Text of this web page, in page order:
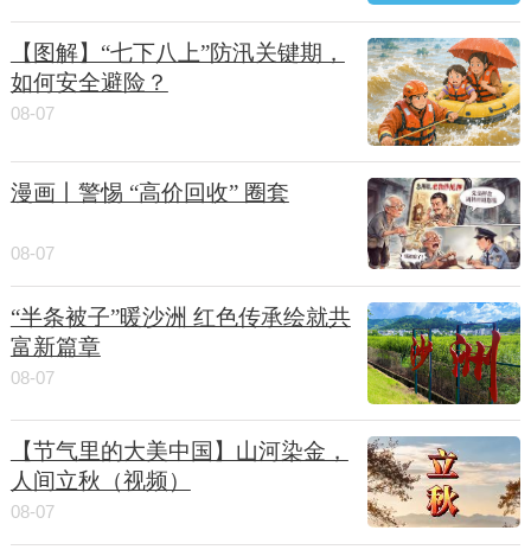
【图解】“七下八上”防汛关键期，
如何安全避险？
08-07
漫画丨警惕 “高价回收” 圈套
08-07
“半条被子”暖沙洲 红色传承绘就共
富新篇章
08-07
【节气里的大美中国】山河染金，
人间立秋（视频）
08-07